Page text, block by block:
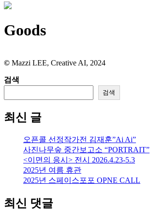
Goods
©️ Mazzi LEE, Creative AI, 2024
검색
검색
최신 글
오픈콜 선정작가전 김재훈”Ai Ai”
사진나무숲 중간보고소 “PORTRAIT”
<이면의 응시> 전시 2026.4.23-5.3
2025년 여름 휴관
2025년 스페이스포포 OPNE CALL
최신 댓글